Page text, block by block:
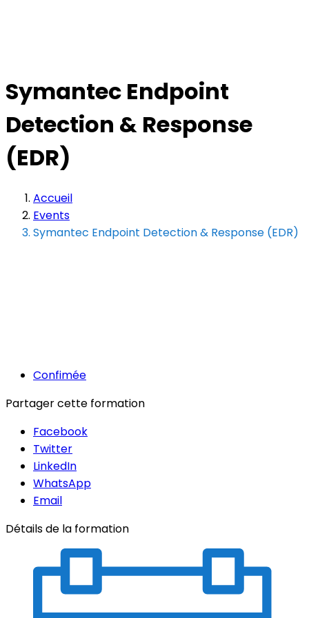
Symantec Endpoint
Detection & Response
(EDR)
Accueil
Events
Symantec Endpoint Detection & Response (EDR)
Confimée
Partager cette formation
Facebook
Twitter
LinkedIn
WhatsApp
Email
Détails de la formation